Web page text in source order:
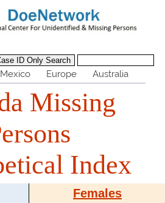
Mexico Europe Australia
Missing
Index
Females